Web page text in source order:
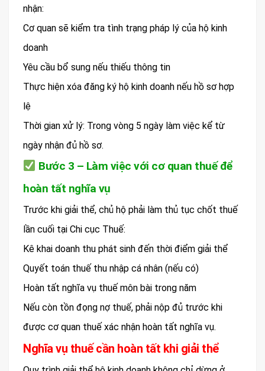
nhận:
Cơ quan sẽ kiểm tra tình trạng pháp lý của hộ kinh
doanh
Yêu cầu bổ sung nếu thiếu thông tin
Thực hiện xóa đăng ký hộ kinh doanh nếu hồ sơ hợp
lệ
Thời gian xử lý: Trong vòng 5 ngày làm việc kể từ
ngày nhận đủ hồ sơ.
Bước 3 – Làm việc với cơ quan thuế để
hoàn tất nghĩa vụ
Trước khi giải thể, chủ hộ phải làm thủ tục chốt thuế
lần cuối tại Chi cục Thuế:
Kê khai doanh thu phát sinh đến thời điểm giải thể
Quyết toán thuế thu nhập cá nhân (nếu có)
Hoàn tất nghĩa vụ thuế môn bài trong năm
Nếu còn tồn đọng nợ thuế, phải nộp đủ trước khi
được cơ quan thuế xác nhận hoàn tất nghĩa vụ.
Nghĩa vụ thuế cần hoàn tất khi giải thể